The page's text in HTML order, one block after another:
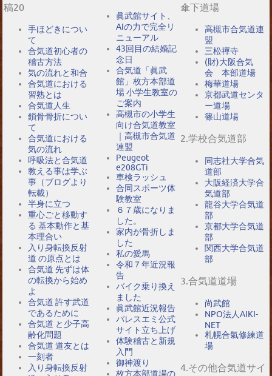
稿20
手ほどきについ
て
合気道初心者の
稽古方法
気の流れと和合
合気道における
習熟とは
合気道人生
鎖骨骨折につい
て
合気道における
気の流れ
呼吸法と合気道
教える事は学ぶ
事（ブログより
転載）
半身に立つ
重心ごと移動す
る 基本動作と基
本理合い
入り身転換反射
道 の原点とは
合気道 先ずは体
の転換から始め
よ
合気道 許す武道
であるために
合気道 と少子高
齢化問題
合気道 道友とは
一刻者
入り身転換反射
眞武館サイト、
AIの力で完全リ
ニューアル
43回目の結婚記
念日
合気道「眞武
館」枚方本部道
場 小学生教室の
ご案内
高槻市の小学生
向け合気道教室
｜高槻市合気道
連盟
Peugeot
e208GTi
車検ラッシュ
合同スポーツ体
験教室
６７歳になりま
した。
家内が骨折しま
した
私の愛馬
令和７年近況報
告
バイク乗り換え
ました
眞武館近況報告
パレスエミ公式
サイト立ち上げ
体験稽古と新規
入門
御神渡り
枚方本部道場の
傘下道場
高槻市合気道連
盟
三松禪寺
(財)大阪合気
会 本部道場
梅華道場
京都武道センタ
ー道場
篠山道場
2.学校合気道部
同志社大学合気
道部
大阪経済大学合
気道部
龍谷大学合気道
部
京都大学合気道
部
関西大学合気道
部
3.合気道道場
尚武館
NPO法人AIKI-
NET
札幌合氣修練道
場
4.その他合気道サイ